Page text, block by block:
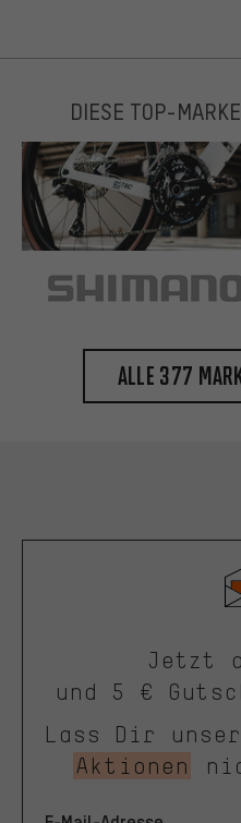
DIESE TOP-
Alle 377
Jetzt
und 5 €
Lass Dir
Aktionen